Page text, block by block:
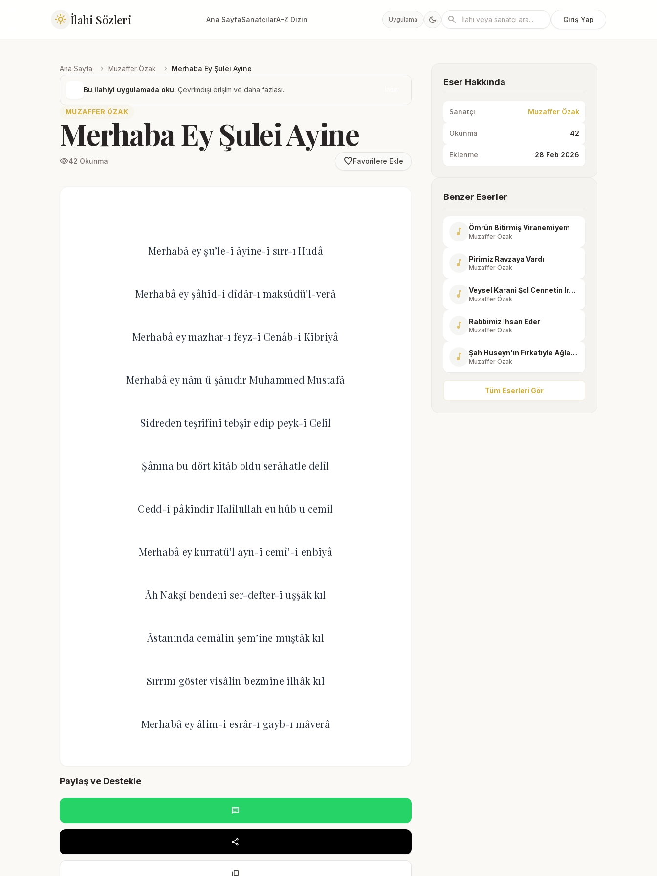
light_mode İlahi Sözleri Ana SayfaSanatçılarA-Z Dizin Uygulama dark_mode search Giriş Yap
Ana Sayfa chevron_right Muzaffer Özak chevron_right Merhaba Ey Şulei Ayine
Bu ilahiyi uygulamada oku! Çevrimdışı erişim ve daha fazlası.
MUZAFFER ÖZAK
Merhaba Ey Şulei Ayine
visibility42 Okunma favorite_borderFavorilere Ekle
Merhabâ ey şu’le-i âyine-i sırr-ı Hudâ
Merhabâ ey şâhid-i dîdâr-ı maksûdü’l-verâ
Merhabâ ey mazhar-ı feyz-i Cenâb-i Kibriyâ
Merhabâ ey nâm ü şânıdır Muhammed Mustafâ
Sidreden teşrîfini tebşîr edip peyk-i Celîl
Şânına bu dört kitâb oldu serâhatle delîl
Cedd-i pâkindir Halîlullah eu hûb u cemîl
Merhabâ ey kurratü’l ayn-i cemî’-i enbiyâ
Âh Nakşî bendeni ser-defter-i uşşâk kıl
Âstanında cemâlin şem’ine müştâk kıl
Sırrını göster visâlin bezmine ilhâk kıl
Merhabâ ey âlim-i esrâr-ı gayb-ı mâverâ
Paylaş ve Destekle
chat
share
content_copy
Eser Hakkında
Sanatçı Muzaffer Özak
Okunma 42
Eklenme 28 Feb 2026
Benzer Eserler
music_note Ömrün Bitirmiş Viranemiyem
Muzaffer Özak
music_note Pirimiz Ravzaya Vardı
Muzaffer Özak
music_note Veysel Karani Şol Cennetin Irmakları
Muzaffer Özak
music_note Rabbimiz İhsan Eder
Muzaffer Özak
music_note Şah Hüseyn'in Firkatiyle Ağlayan
Muzaffer Özak
Tüm Eserleri Gör